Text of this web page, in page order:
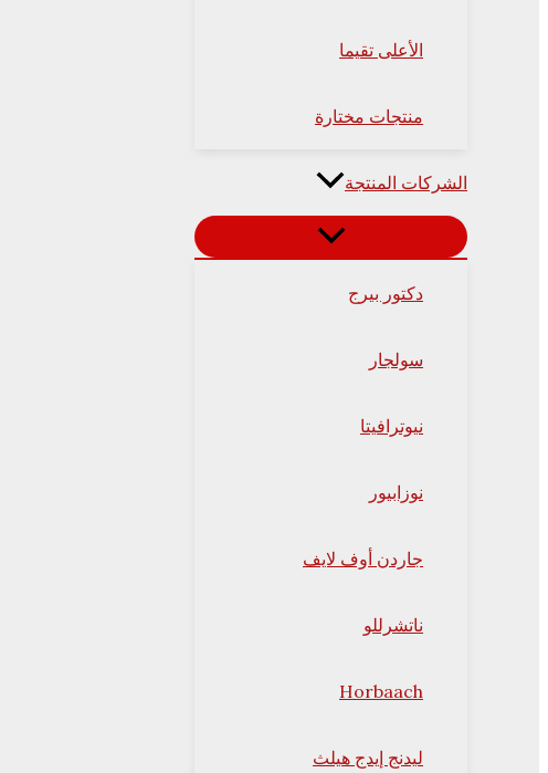
الأعلى تقيما
منتجات مختارة
الشركات المنتجة
دكتور بيرج
سولجار
نيوترافيتا
نوزابيور
جاردن أوف لايف
ناتشرللو
Horbaach
ليدنج إيدج هيلث